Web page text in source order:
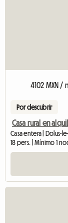
4102 MXN /
Por descubrir
Casa rural en
Casa entera | Dolus-
18 pers. | Mínimo 1